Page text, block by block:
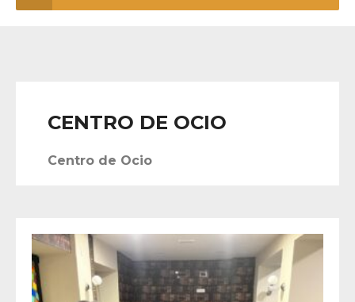
CENTRO DE OCIO
Centro de Ocio